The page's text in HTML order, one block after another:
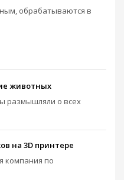
обрабатываются в
животных
размышляли о всех
на 3D принтере
компания по